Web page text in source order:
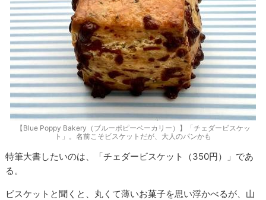
【Blue Poppy Bakery（ブルーポピーベーカリー）】「チェダービスケッ
ト」。名前こそビスケットだが、大人のパンかも
特筆大書したいのは、「チェダービスケット（350円）」であ
る。
ビスケットと聞くと、丸くて薄いお菓子を思い浮かべるが、山